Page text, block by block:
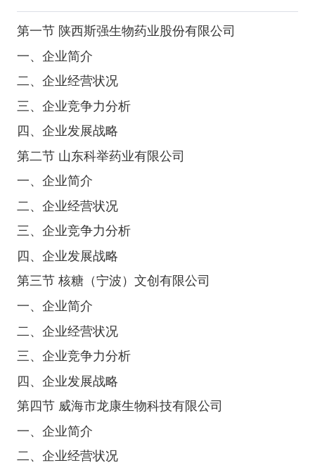
第一节 陕西斯强生物药业股份有限公司
一、企业简介
二、企业经营状况
三、企业竞争力分析
四、企业发展战略
第二节 山东科举药业有限公司
一、企业简介
二、企业经营状况
三、企业竞争力分析
四、企业发展战略
第三节 核糖（宁波）文创有限公司
一、企业简介
二、企业经营状况
三、企业竞争力分析
四、企业发展战略
第四节 威海市龙康生物科技有限公司
一、企业简介
二、企业经营状况